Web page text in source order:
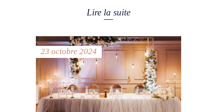
Lire la suite
23 octobre 2024